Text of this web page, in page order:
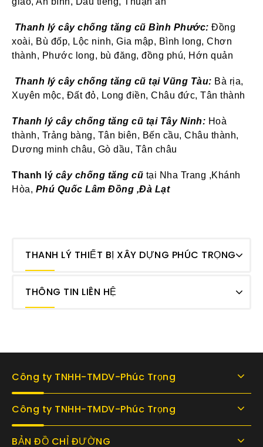
Thanh lý cây chống tăng cũ Bình Phước: Đồng
xoài, Bù đốp, Lộc ninh, Gia mập, Bình long, Chơn
thành, Phước long, bù đăng, đồng phú, Hớn quản
Thanh lý cây chống tăng cũ tại Vũng Tàu: Bà rịa,
Xuyên mộc, Đất đỏ, Long điền, Châu đức, Tân thành
Thanh lý cây chống tăng cũ tại Tây Ninh: Hoà
thành, Trảng bàng, Tân biên, Bến cầu, Châu thành,
Dương minh châu, Gò dầu, Tân châu
Thanh lý cây chống tăng cũ tại Nha Trang ,Khánh
Hòa, Phú Quốc Lâm Đồng ,Đà Lạt
THANH LÝ THIẾT BỊ XÂY DỰNG PHÚC TRỌNG
THÔNG TIN LIÊN HỆ
Công ty TNHH-TMDV-Phúc Trọng
Công ty TNHH-TMDV-Phúc Trọng
BẢN ĐỒ CHỈ ĐƯỜNG